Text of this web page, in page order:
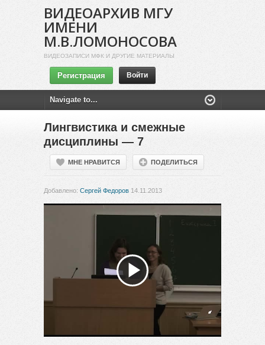
ВИДЕОАРХИВ МГУ
ИМЕНИ
М.В.ЛОМОНОСОВА
ВИДЕОЗАПИСИ МФК И ДРУГИЕ МАТЕРИАЛЫ
Регистрация Войти
Лингвистика и смежные
дисциплины — 7
МНЕ НРАВИТСЯ ПОДЕЛИТЬСЯ
Добавлено: Сергей Федоров 14.11.2013
Воспроизвести
видео